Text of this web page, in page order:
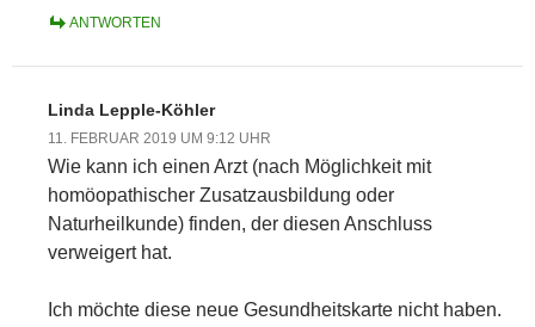
ANTWORTEN
Linda Lepple-Köhler
11. FEBRUAR 2019 UM 9:12 UHR
Wie kann ich einen Arzt (nach Möglichkeit mit
homöopathischer Zusatzausbildung oder
Naturheilkunde) finden, der diesen Anschluss
verweigert hat.
Ich möchte diese neue Gesundheitskarte nicht haben.